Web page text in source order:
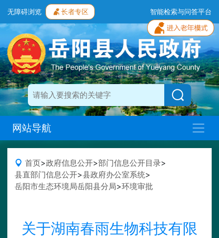
无障碍浏览 长者专区 智能检索与问答平台
网站导航
首页>政府信息公开>部门信息公开目录>
县直部门信息公开>县政府办公室系统>
岳阳市生态环境局岳阳县分局>环境审批
关于湖南春雨生物科技有限